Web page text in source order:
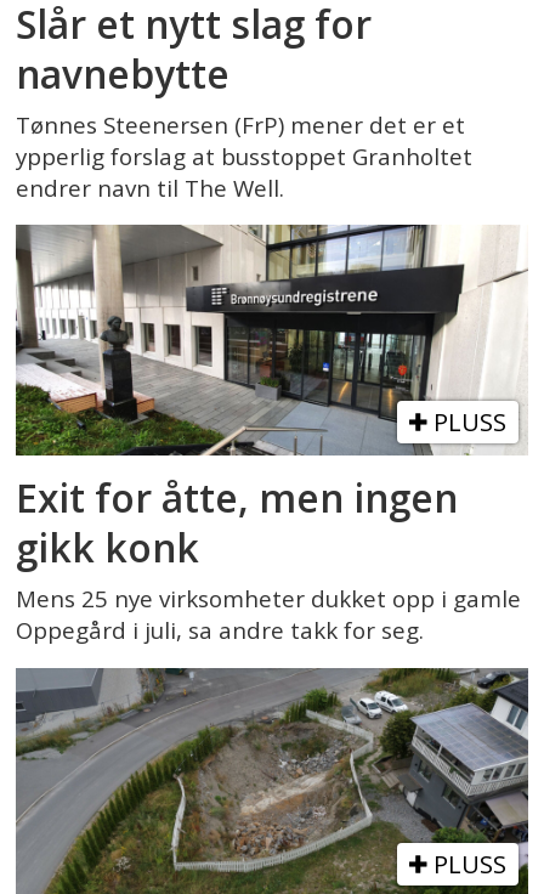
Slår et nytt slag for
navnebytte
Tønnes Steenersen (FrP) mener det er et
ypperlig forslag at busstoppet Granholtet
endrer navn til The Well.
PLUSS
Exit for åtte, men ingen
gikk konk
Mens 25 nye virksomheter dukket opp i gamle
Oppegård i juli, sa andre takk for seg.
PLUSS